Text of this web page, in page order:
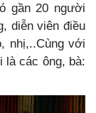
gần 20 người
diễn viên điều
nhị,..Cùng với
là các ông, bà: